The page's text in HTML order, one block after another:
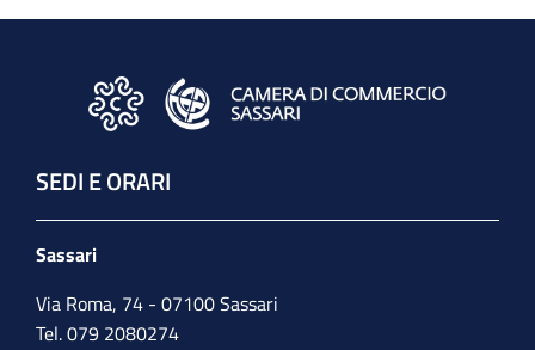
SEDI E ORARI
Sassari
Via Roma, 74 - 07100 Sassari
Tel. 079 2080274